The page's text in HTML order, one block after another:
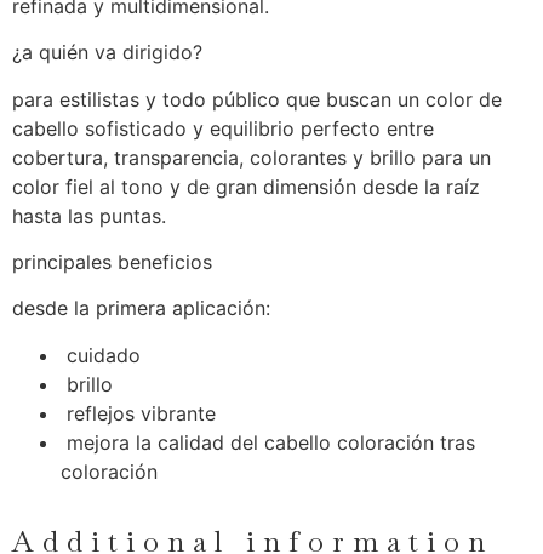
refinada y multidimensional.
¿a quién va dirigido?
para estilistas y todo público que buscan un color de
cabello sofisticado y equilibrio perfecto entre
cobertura, transparencia, colorantes y brillo para un
color fiel al tono y de gran dimensión desde la raíz
hasta las puntas.
principales beneficios
desde la primera aplicación:
cuidado
brillo
reflejos vibrante
mejora la calidad del cabello coloración tras
coloración
Additional information